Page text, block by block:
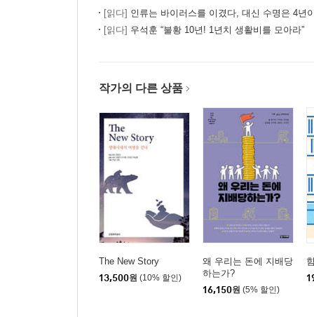
왜 지금 용기를 얘기하는가?
생태적 소비와 소비자 주권
공간과 장소
농업―심층 생태주의와 표피 생태주의
생태와 문화 생산자
월드 피스 그리고 폭력의 문제
생태적 경제인의 지혜, 용기 그리고 연대
뒤에서 5등들을 위한 연가 : 고등학교 선생님들에
6장 생태와 교육의 공진화를 위하여
왜 공진화인가?
욕망을 재생산할 것인가?
공교육의 바깥에서 : 대안교육에서 생태교육의 의
[읽다] 인류는 바이러스를 이겼다, 대신 수명은 4년
[읽다] 우석훈 “불황 10년! 1년치 생활비를 모아라”
작가의 다른 상품
The New Story
13,500원 (10% 할인)
왜 우리는 돈에 지배당
하는가?
16,150원 (5% 할인)